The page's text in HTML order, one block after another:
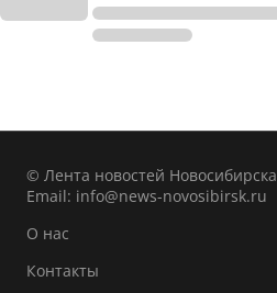
© Лента новостей Новосибирска
Email: info@news-novosibirsk.ru
О нас
Контакты